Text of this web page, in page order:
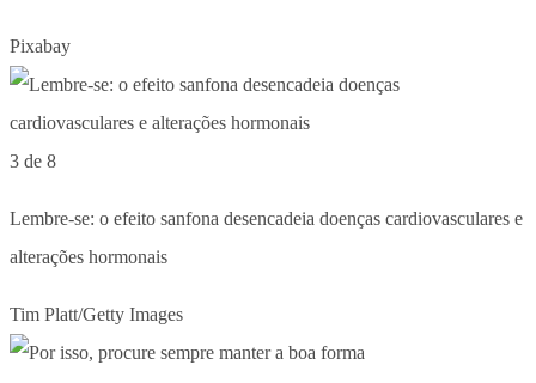
Pixabay
3 de 8
Lembre-se: o efeito sanfona desencadeia doenças cardiovasculares e
alterações hormonais
Tim Platt/Getty Images